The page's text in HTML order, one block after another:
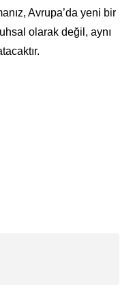
Avrupa’da yeni bir
olarak değil, aynı